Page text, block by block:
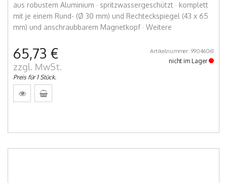
aus robustem Aluminium · spritzwassergeschützt · komplett
mit je einem Rund- (Ø 30 mm) und Rechteckspiegel (43 x 65
mm) und anschraubbarem Magnetkopf · Weitere
65,73 €
zzgl. MwSt.
Preis für 1 Stück.
Artikelnummer: 99046061
nicht im Lager